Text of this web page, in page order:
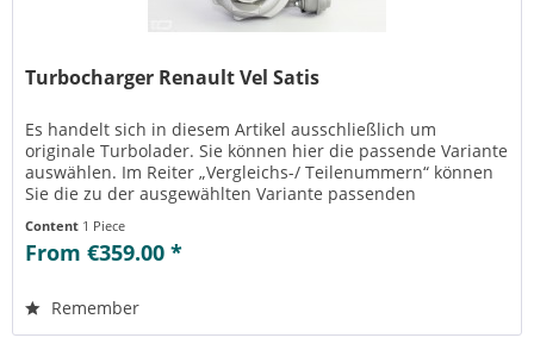
Turbocharger Renault Vel Satis
Es handelt sich in diesem Artikel ausschließlich um
originale Turbolader. Sie können hier die passende Variante
auswählen. Im Reiter „Vergleichs-/ Teilenummern“ können
Sie die zu der ausgewählten Variante passenden
Content 1 Piece
From €359.00 *
Remember